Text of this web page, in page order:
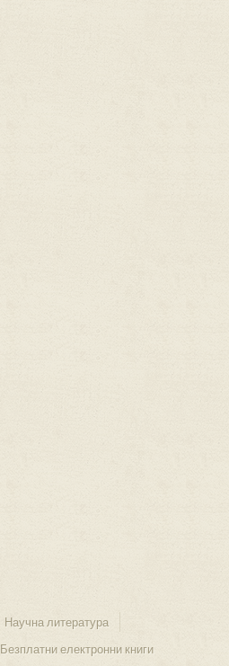
Научна литература
Безплатни електронни книги